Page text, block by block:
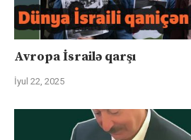
Avropa İsrailə qarşı
İyul 22, 2025